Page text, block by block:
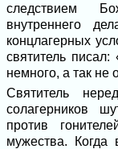
следствием
внутреннего
концлагерных
святитель
немного, а так
Святитель
солагерников
против
мужества.